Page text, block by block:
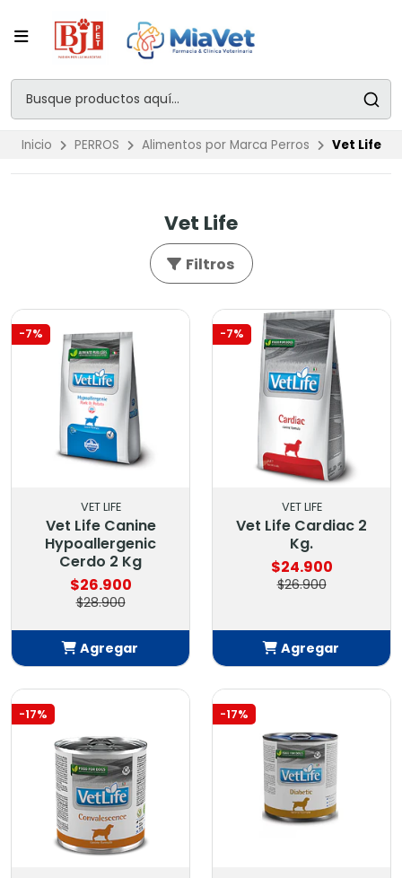
Inicio PERROS Alimentos por Marca Perros Vet Life
Vet Life
Filtros
-7%
VET LIFE
Vet Life Canine
Hypoallergenic
Cerdo 2 Kg
$26.900
$28.900
Agregar
Añadido
-7%
VET LIFE
Vet Life Cardiac 2
Kg.
$24.900
$26.900
Agregar
Añadido
-17% -17%